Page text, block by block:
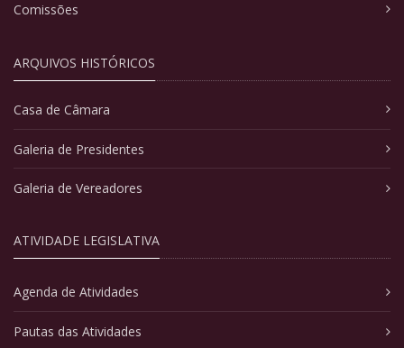
Comissões
ARQUIVOS HISTÓRICOS
Casa de Câmara
Galeria de Presidentes
Galeria de Vereadores
ATIVIDADE LEGISLATIVA
Agenda de Atividades
Pautas das Atividades